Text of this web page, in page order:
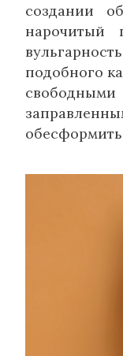
создании
нарочитый
подобного